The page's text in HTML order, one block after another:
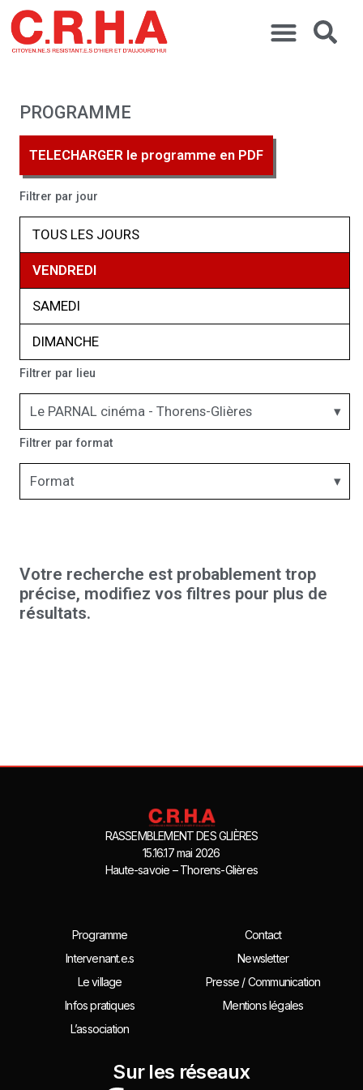
PROGRAMME
TELECHARGER le programme en PDF
Filtrer par jour
TOUS LES JOURS
VENDREDI
SAMEDI
DIMANCHE
Filtrer par lieu
Le PARNAL cinéma - Thorens-Glières
Filtrer par format
Format
Votre recherche est probablement trop
précise, modifiez vos filtres pour plus de
résultats.
RASSEMBLEMENT DES GLIÈRES
15.16.17 mai 2026
Haute-savoie – Thorens-Glières
Programme
Intervenant.e.s
Le village
Infos pratiques
L’association
Contact
Newsletter
Presse / Communication
Mentions légales
Sur les réseaux